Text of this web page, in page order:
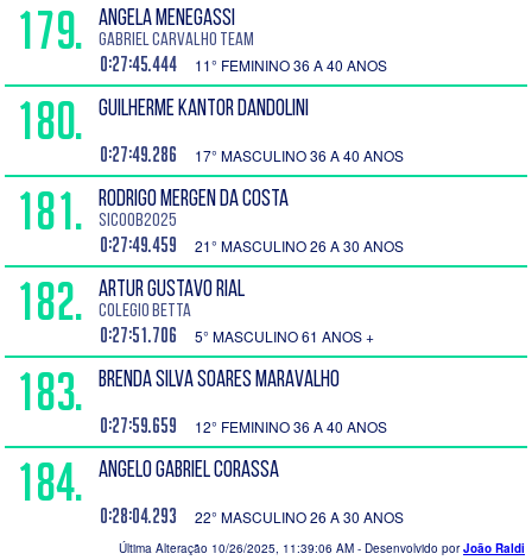
179. ANGELA MENEGASSI
Gabriel Carvalho TEAM
0:27:45.444 11° FEMININO 36 A 40 ANOS
180. GUILHERME KANTOR DANDOLINI
0:27:49.286 17° MASCULINO 36 A 40 ANOS
181. RODRIGO MERGEN DA COSTA
sicoob2025
0:27:49.459 21° MASCULINO 26 A 30 ANOS
182. ARTUR GUSTAVO RIAL
COLEGIO BETTA
0:27:51.706 5° MASCULINO 61 ANOS +
183. BRENDA SILVA SOARES MARAVALHO
0:27:59.659 12° FEMININO 36 A 40 ANOS
184. ANGELO GABRIEL CORASSA
0:28:04.293 22° MASCULINO 26 A 30 ANOS
Última Alteração 10/26/2025, 11:39:06 AM - Desenvolvido porJoão Raldi